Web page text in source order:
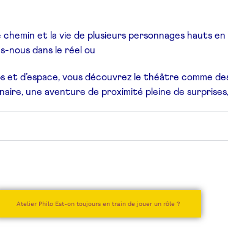
chemin et la vie de plusieurs personnages hauts
nous dans le réel ou
d’espace, vous découvrez le théâtre comme
une aventure de proximité pleine de
Atelier Philo Est-on toujours en train de jouer un rôle ?